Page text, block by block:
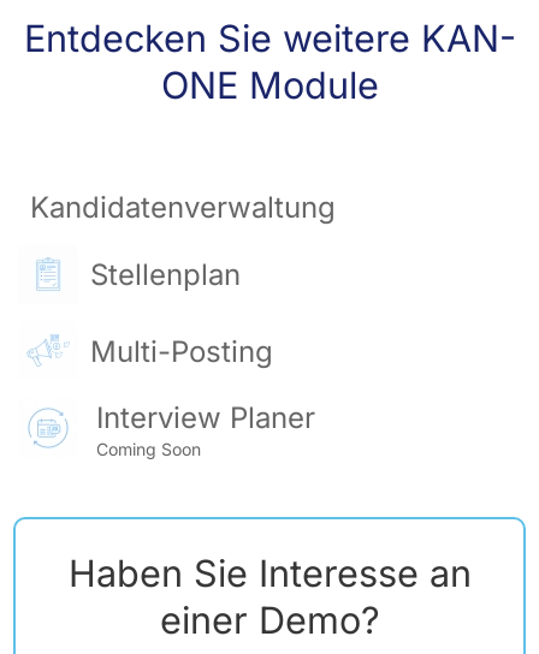
Entdecken Sie weitere KAN-
ONE Module
Kandidatenverwaltung
Stellenplan
Multi-Posting
Interview Planer
Coming Soon
Haben Sie Interesse an
einer Demo?